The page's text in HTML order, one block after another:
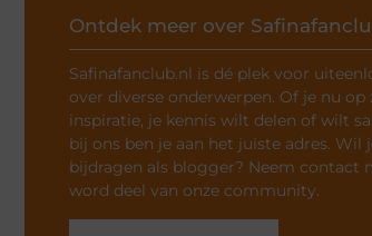
Ontdek meer over
Safinafanclub.nl is dé plek voor
over diverse onderwerpen. Of je nu op
inspiratie, je kennis wilt delen of wilt
bij ons ben je aan het juiste adres. Wil
bijdragen als blogger? Neem contact
word deel van onze community.